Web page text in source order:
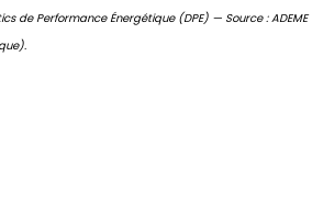
de Performance Énergétique (DPE) — Source : ADEME